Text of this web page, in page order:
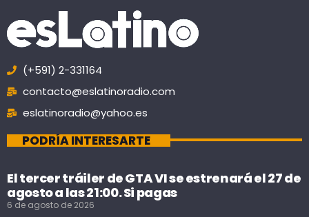
(+591) 2-331164
contacto@eslatinoradio.com
eslatinoradio@yahoo.es
PODRÍA INTERESARTE
El tercer tráiler de GTA VI se estrenará el 27 de
agosto a las 21:00. Si pagas
6 de agosto de 2026